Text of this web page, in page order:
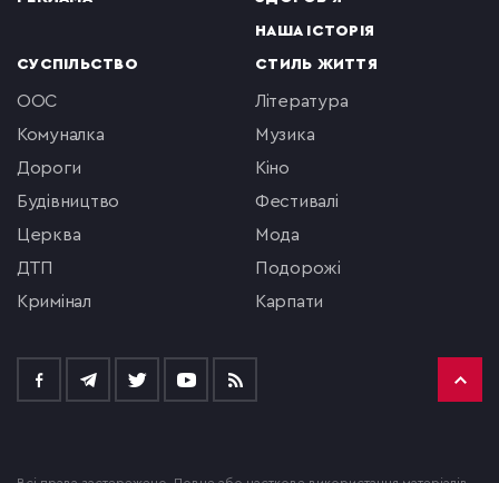
НАША ІСТОРІЯ
СУСПІЛЬСТВО
ООС
комуналка
Дороги
будівництво
церква
ДТП
кримінал
СТИЛЬ ЖИТТЯ
література
музика
кіно
фестивалі
мода
подорожі
Карпати